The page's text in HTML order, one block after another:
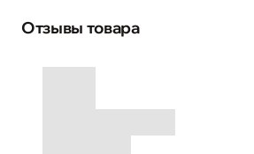
Отзывы товара